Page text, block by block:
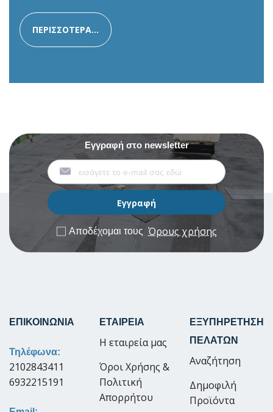
ΠΕΡΙΣΣΟΤΕΡΑ...
Εγγραφή στο newsletter
Αποδέχομαι τους Όρους χρήσης
ΕΠΙΚΟΙΝΩΝΙΑ
Τηλέφωνα:
2102843411
6932215191
ΕΤΑΙΡΕΙΑ
Η εταιρεία μας
Όροι Χρήσης &
Πολιτική
Απορρήτου
ΕΞΥΠΗΡΕΤΗΣΗ
ΠΕΛΑΤΩΝ
Αναζήτηση
Δημοφιλή
Προϊόντα